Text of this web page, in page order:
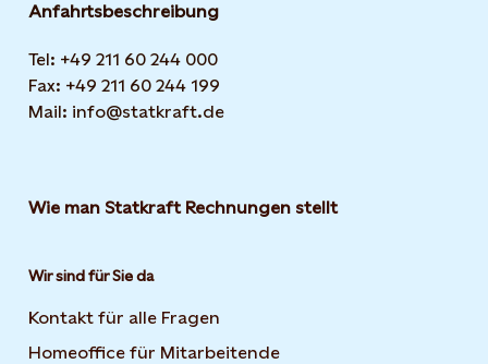
Anfahrtsbeschreibung
Tel: +49 211 60 244 000
Fax: +49 211 60 244 199
Mail: info@statkraft.de
Wie man Statkraft Rechnungen stellt
Wir sind für Sie da
Kontakt für alle Fragen
Homeoffice für Mitarbeitende